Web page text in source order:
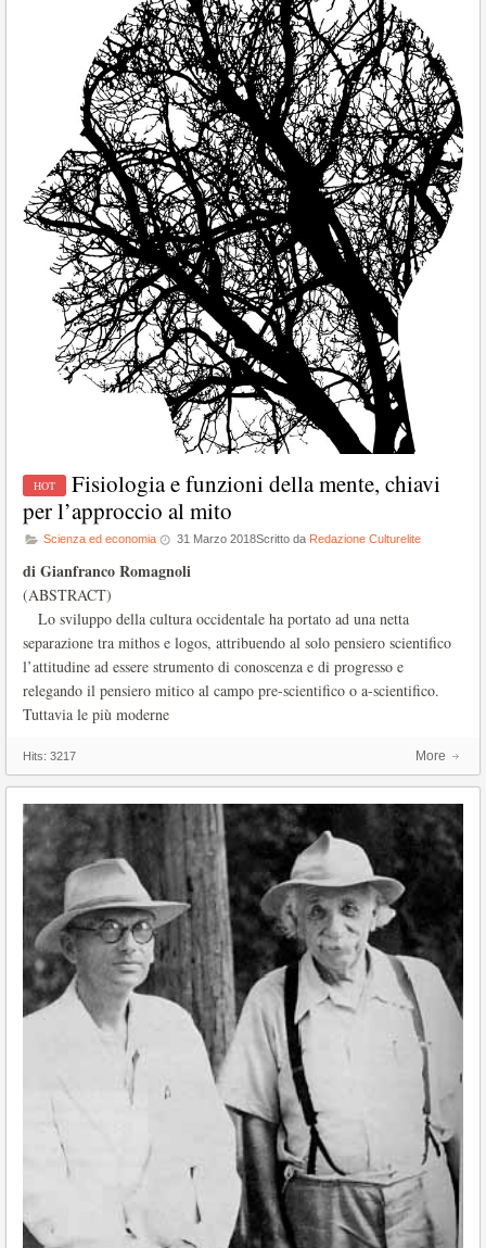
Fisiologia e funzioni della mente, chiavi
per l’approccio al mito
Scienza ed economia 31 Marzo 2018Scritto da Redazione Culturelite
di Gianfranco Romagnoli
(ABSTRACT)
Lo sviluppo della cultura occidentale ha portato ad una netta
separazione tra mithos e logos, attribuendo al solo pensiero scientifico
l’attitudine ad essere strumento di conoscenza e di progresso e
relegando il pensiero mitico al campo pre-scientifico o a-scientifico.
Tuttavia le più moderne
Hits: 3217 More